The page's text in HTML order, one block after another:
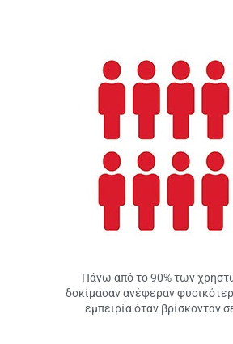
Πάνω από το 90% των
δοκίμασαν ανέφεραν
εμπειρία όταν βρίσκονταν